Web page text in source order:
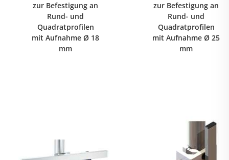
zur Befestigung an
Rund- und
Quadratprofilen
mit Aufnahme Ø 18
mm
zur Befestigung an
Rund- und
Quadratprofilen
mit Aufnahme Ø 25
mm